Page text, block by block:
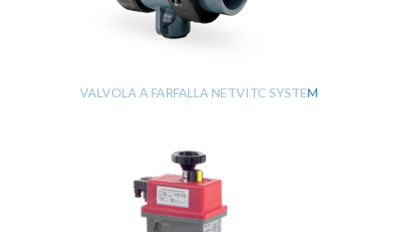
VALVOLA A FARFALLA NETVITC SYSTEM